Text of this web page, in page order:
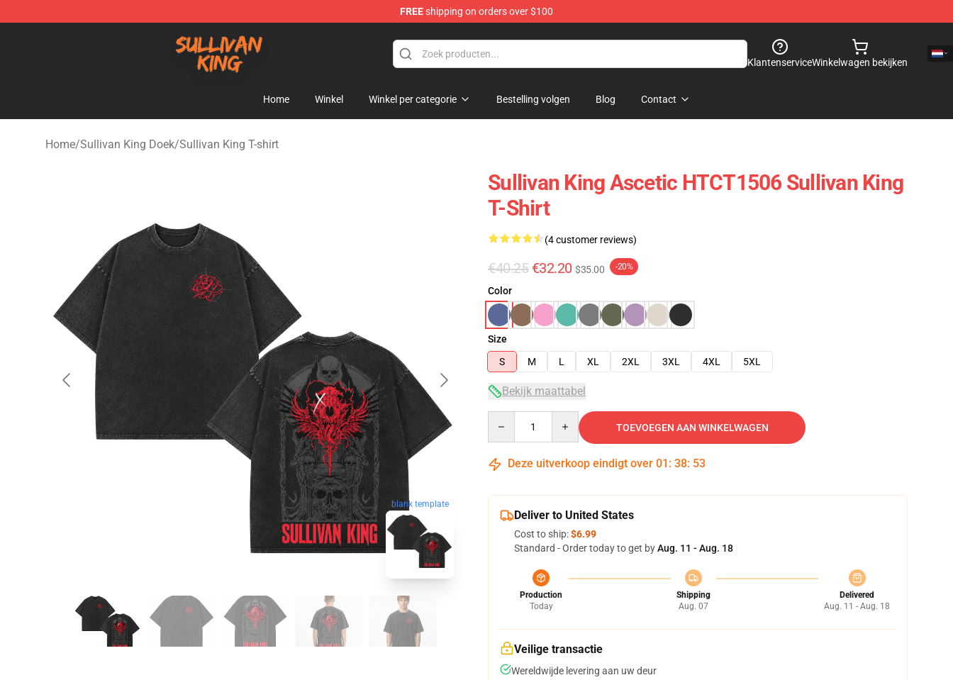
FREEshipping on orders over $100
Sullivan King Shop - Official Sullivan King Merchandise Store
KlantenserviceWinkelwagen bekijken
Home Winkel Winkel per categorie Bestelling volgen Blog Contact
Home/Sullivan King Doek/Sullivan King T-shirt
blank template
Sullivan King Ascetic HTCT1506 Sullivan King
T-Shirt
(4 customer reviews)
€40.25 €32.20 $35.00 -20%
Color
Size
S
M L XL 2XL 3XL 4XL 5XL
Bekijk maattabel
TOEVOEGEN AAN WINKELWAGEN
Deze uitverkoop eindigt over 01 : 38: 53
Deliver to United States
Cost to ship:$6.99
Standard - Order today to get byAug. 11 - Aug. 18
Production
Today
Shipping
Aug. 07
Delivered
Aug. 11 - Aug. 18
Veilige transactie
Wereldwijde levering aan uw deur